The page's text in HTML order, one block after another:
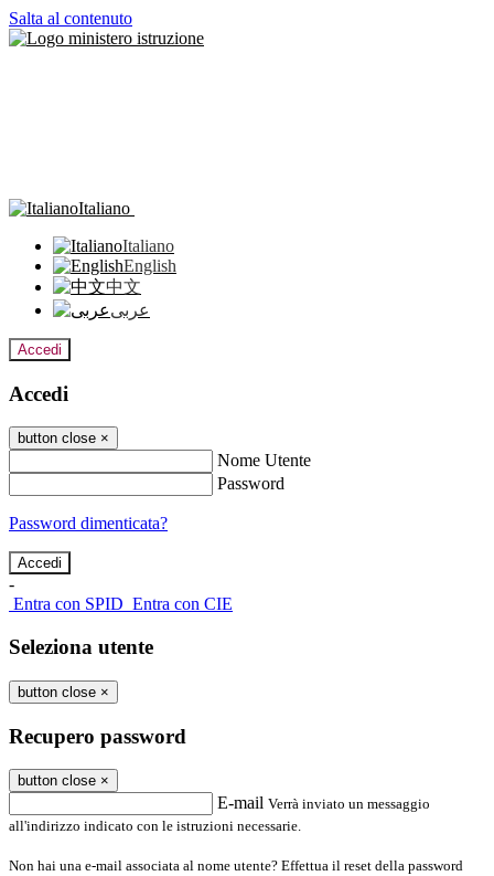
Salta al contenuto
Italiano
Italiano
English
中文
عربى
Accedi
Accedi
button close ×
Nome Utente
Password
Password dimenticata?
-
Entra con SPID Entra con CIE
Seleziona utente
button close ×
Recupero password
button close ×
E-mail Verrà inviato un messaggio
all'indirizzo indicato con le istruzioni necessarie.
Non hai una e-mail associata al nome utente? Effettua il reset della password